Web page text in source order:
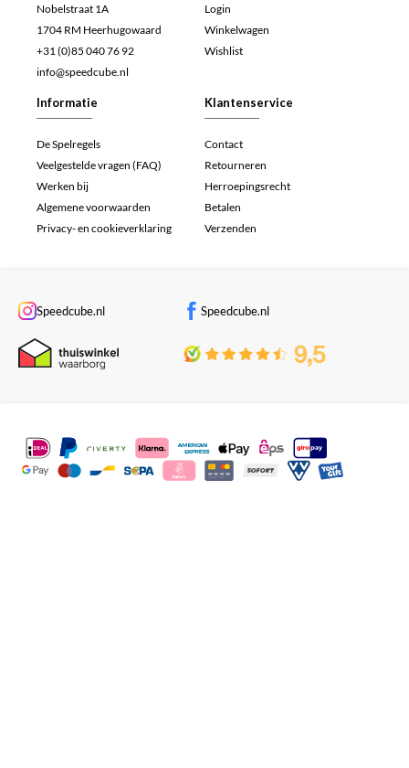
Nobelstraat 1A
1704 RM Heerhugowaard
+31 (0)85 040 76 92
info@speedcube.nl
Login
Winkelwagen
Wishlist
Informatie
De Spelregels
Veelgestelde vragen (FAQ)
Werken bij
Algemene voorwaarden
Privacy- en cookieverklaring
Klantenservice
Contact
Retourneren
Herroepingsrecht
Betalen
Verzenden
Speedcube.nl Speedcube.nl